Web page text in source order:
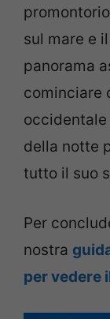
sul mare e
panorama
cominciare
occidentale
della notte
tutto il suo
Per
nostra
per vedere